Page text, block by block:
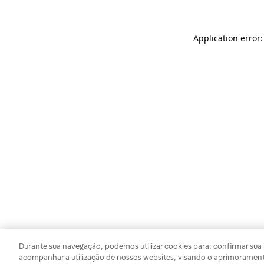
Application
Durante sua navegação, podemos utilizar cookies para: confirmar
acompanhar a utilização de nossos websites, visando o